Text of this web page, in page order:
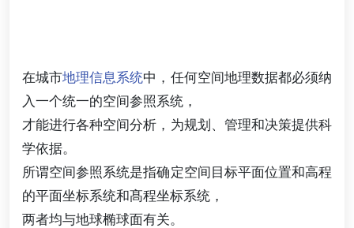
在城市地理信息系统中，任何空间地理数据都必须纳
入一个统一的空间参照系统，
才能进行各种空间分析，为规划、管理和决策提供科
学依据。
所谓空间参照系统是指确定空间目标平面位置和高程
的平面坐标系统和髙程坐标系统，
两者均与地球椭球面有关。